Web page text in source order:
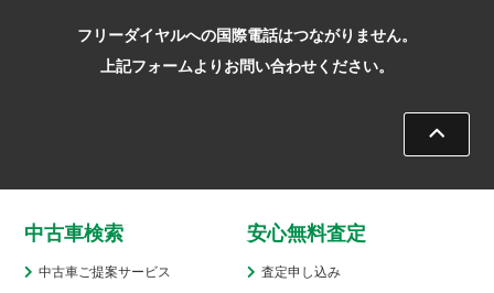
フリーダイヤルへの国際電話はつながりません。
上記フォームよりお問い合わせください。
中古車検索
中古車ご提案サービス
安心無料査定
査定申し込み